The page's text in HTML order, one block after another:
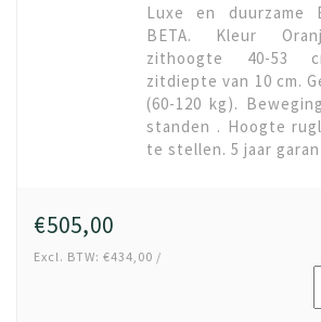
Luxe en duurzame
BETA. Kleur
zithoogte 40-53
zitdiepte van 10 cm.
(60-120 kg).
standen . Hoogte
te stellen. 5 jaar
€505,00
Excl. BTW: €434,00 /